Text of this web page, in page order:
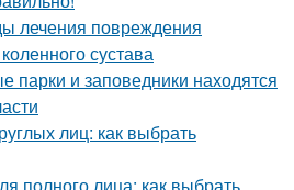
лечения повреждения
сустава
парки и заповедники находятся
лиц: как выбрать
полного лица: как выбрать